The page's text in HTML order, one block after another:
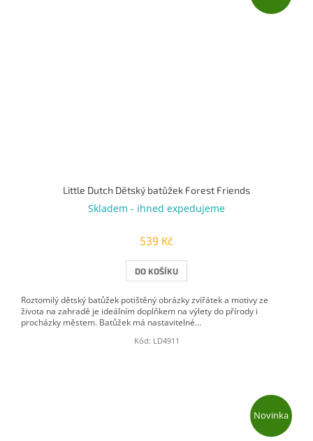
Little Dutch Dětský batůžek Forest Friends
Skladem - ihned expedujeme
539 Kč
DO KOŠÍKU
Roztomilý dětský batůžek potištěný obrázky zvířátek a motivy ze
života na zahradě je ideálním doplňkem na výlety do přírody i
procházky městem. Batůžek má nastavitelné...
Kód: LD4911
Novinka